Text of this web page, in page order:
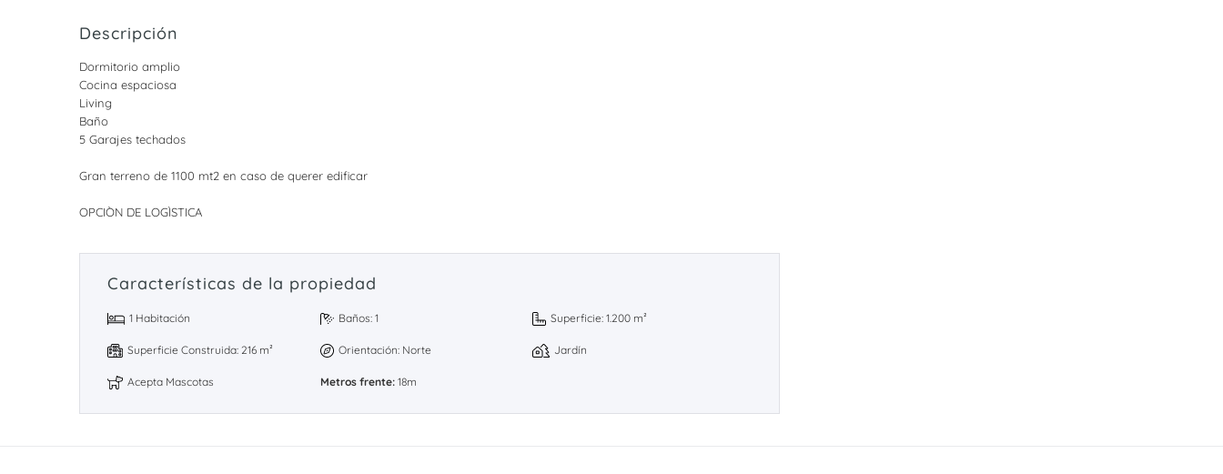
Descripción
Dormitorio amplio
Cocina espaciosa
Living
Baño
5 Garajes techados
Gran terreno de 1100 mt2 en caso de querer edificar
OPCIÒN DE LOGÌSTICA
Características de la propiedad
1 Habitación Baños: 1 Superficie: 1.200 m²
Superficie Construida: 216 m² Orientación: Norte Jardín
Acepta Mascotas Metros frente: 18m